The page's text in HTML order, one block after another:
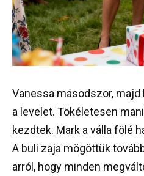
Vanessa másodszor,
a levelet. Tökéletesen
kezdtek. Mark a válla fölé
A buli zaja mögöttük
arról, hogy minden